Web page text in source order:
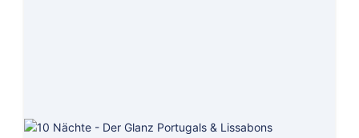
Bahamas
Hapag-Lloyd Cruises